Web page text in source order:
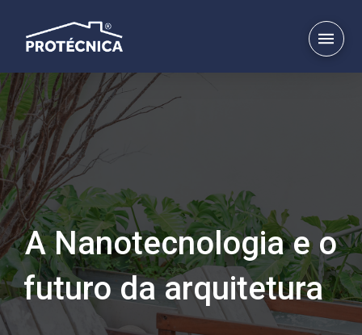
A Nanotecnologia e o
futuro da arquitetura